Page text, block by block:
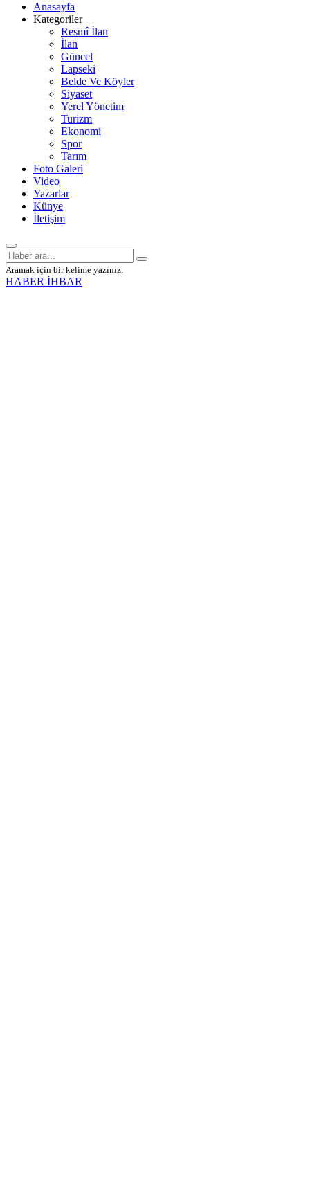
Anasayfa
Kategoriler
Resmî İlan
İlan
Güncel
Lapseki
Belde Ve Köyler
Siyaset
Yerel Yönetim
Turizm
Ekonomi
Spor
Tarım
Foto Galeri
Video
Yazarlar
Künye
İletişim
Aramak için bir kelime yazınız.
HABER İHBAR